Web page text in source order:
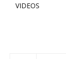
VIDEOS